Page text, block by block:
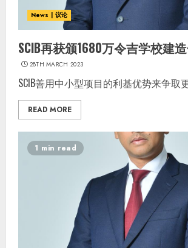
News | 议论
SCIB再获颁1680万令吉学校建
28TH MARCH 2023
SCIB善用中小型项目的利基优势来争取
READ MORE
1 min read